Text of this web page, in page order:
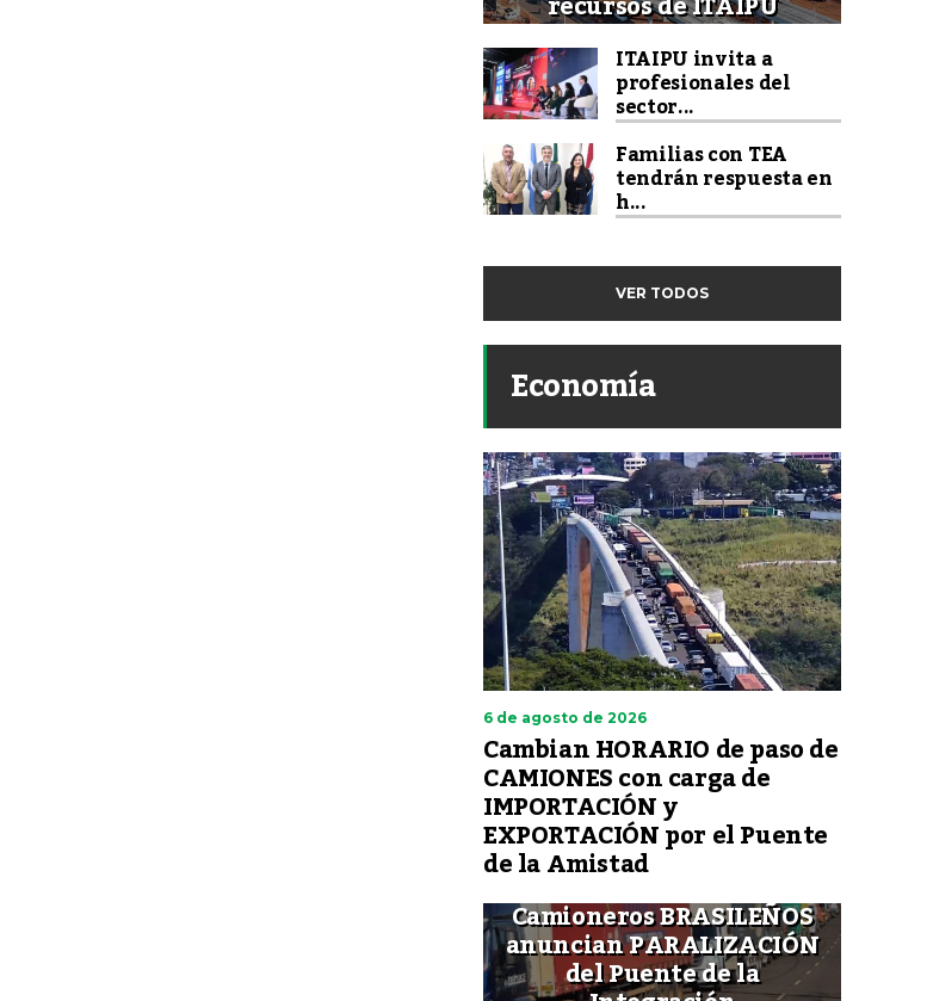
ITAIPU invita a
profesionales del
sector...
Familias con TEA
tendrán respuesta en
h...
VER TODOS
Economía
6 de agosto de 2026
Cambian HORARIO de paso de
CAMIONES con carga de
IMPORTACIÓN y
EXPORTACIÓN por el Puente
de la Amistad
Camioneros BRASILEÑOS
anuncian PARALIZACIÓN
del Puente de la